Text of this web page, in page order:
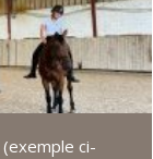
ci-